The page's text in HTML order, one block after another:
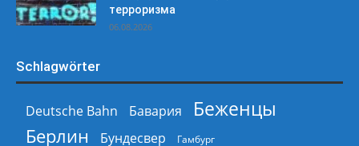
терроризма
06.08.2026
Schlagwörter
Deutsche Bahn Бавария
Беженцы
Берлин
Бундесвер Гамбург